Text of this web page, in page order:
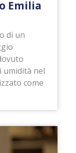
Emilia
di un
umidità nel
come